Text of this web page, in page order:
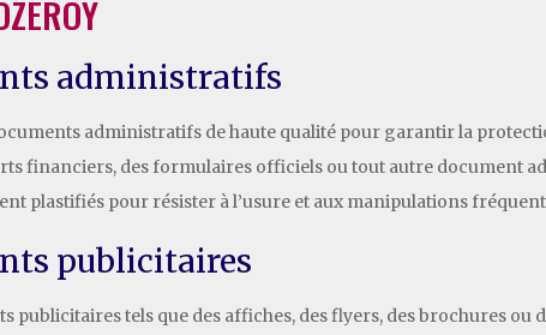
administratifs
administratifs de haute qualité pour garantir la
financiers, des formulaires officiels ou tout autre document
plastifiés pour résister à l’usure et aux manipulations
publicitaires
publicitaires tels que des affiches, des flyers, des brochures ou